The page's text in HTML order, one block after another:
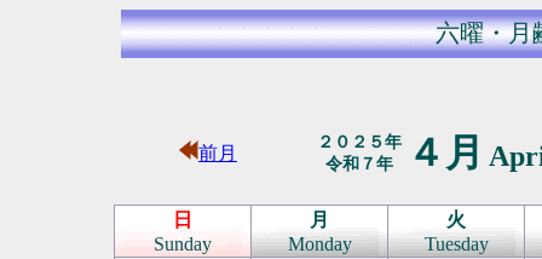
六曜・月
前月
２０２５年
令和７年
４月
日
Sunday
月
Monday
火
Tuesday